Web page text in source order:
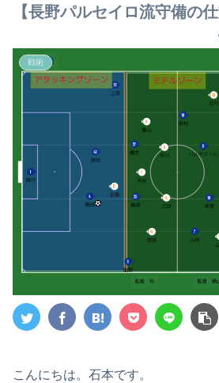
【長野パルセイロ流守備の仕
戦術
こんにちは。石本です。